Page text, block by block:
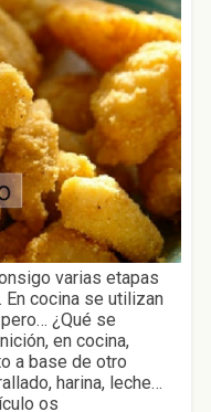
varias etapas
cocina se utilizan
¿Qué se
en cocina,
a base de otro
harina, leche…
os